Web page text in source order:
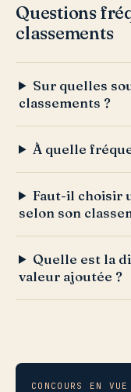
Questions
classements
Sur quelles
classements ?
À quelle
Faut-il choisir
selon son
Quelle est la
valeur ajoutée ?
CONCOURS EN VUE